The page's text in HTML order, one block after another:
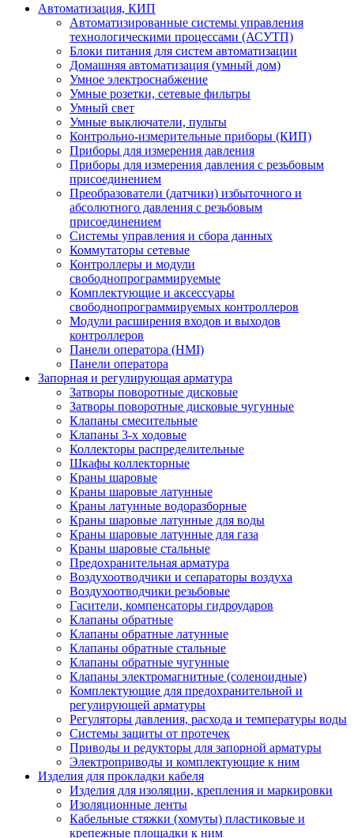
Автоматизация, КИП
Автоматизированные системы управления
технологическими процессами (АСУТП)
Блоки питания для систем автоматизации
Домашняя автоматизация (умный дом)
Умное электроснабжение
Умные розетки, сетевые фильтры
Умный свет
Умные выключатели, пульты
Контрольно-измерительные приборы (КИП)
Приборы для измерения давления
Приборы для измерения давления с резьбовым
присоединением
Преобразователи (датчики) избыточного и
абсолютного давления с резьбовым
присоединением
Системы управления и сбора данных
Коммутаторы сетевые
Контроллеры и модули
свободнопрограммируемые
Комплектующие и аксессуары
свободнопрограммируемых контроллеров
Модули расширения входов и выходов
контроллеров
Панели оператора (HMI)
Панели оператора
Запорная и регулирующая арматура
Затворы поворотные дисковые
Затворы поворотные дисковые чугунные
Клапаны смесительные
Клапаны 3-х ходовые
Коллекторы распределительные
Шкафы коллекторные
Краны шаровые
Краны шаровые латунные
Краны латунные водоразборные
Краны шаровые латунные для воды
Краны шаровые латунные для газа
Краны шаровые стальные
Предохранительная арматура
Воздухоотводчики и сепараторы воздуха
Воздухоотводчики резьбовые
Гасители, компенсаторы гидроударов
Клапаны обратные
Клапаны обратные латунные
Клапаны обратные стальные
Клапаны обратные чугунные
Клапаны электромагнитные (соленоидные)
Комплектующие для предохранительной и
регулирующей арматуры
Регуляторы давления, расхода и температуры воды
Системы защиты от протечек
Приводы и редукторы для запорной арматуры
Электроприводы и комплектующие к ним
Изделия для прокладки кабеля
Изделия для изоляции, крепления и маркировки
Изоляционные ленты
Кабельные стяжки (хомуты) пластиковые и
крепежные площадки к ним